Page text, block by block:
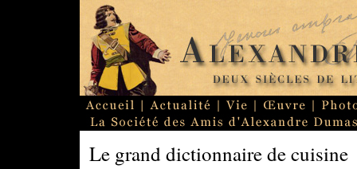
Le grand dictionnaire de cuisine